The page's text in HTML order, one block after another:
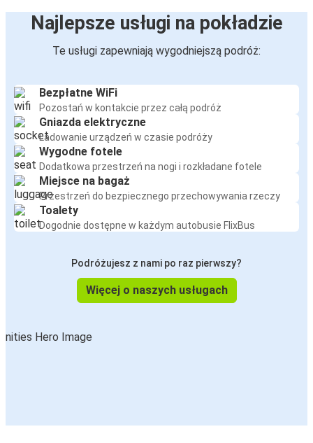
Najlepsze usługi na pokładzie
Te usługi zapewniają wygodniejszą podróż:
Bezpłatne WiFi
Pozostań w kontakcie przez całą podróż
Gniazda elektryczne
Ładowanie urządzeń w czasie podróży
Wygodne fotele
Dodatkowa przestrzeń na nogi i rozkładane fotele
Miejsce na bagaż
Przestrzeń do bezpiecznego przechowywania rzeczy
Toalety
Dogodnie dostępne w każdym autobusie FlixBus
Podróżujesz z nami po raz pierwszy?
Więcej o naszych usługach